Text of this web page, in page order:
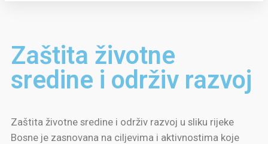
Zaštita životne
sredine i održiv razvoj
Zaštita životne sredine i održiv razvoj u sliku rijeke
Bosne je zasnovana na ciljevima i aktivnostima koje